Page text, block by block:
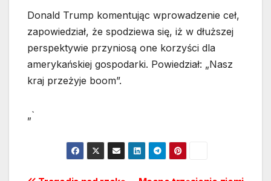
Donald Trump komentując wprowadzenie ceł,
zapowiedział, że spodziewa się, iż w dłuższej
perspektywie przyniosą one korzyści dla
amerykańskiej gospodarki. Powiedział: „Nasz
kraj przeżyje boom”.
„`